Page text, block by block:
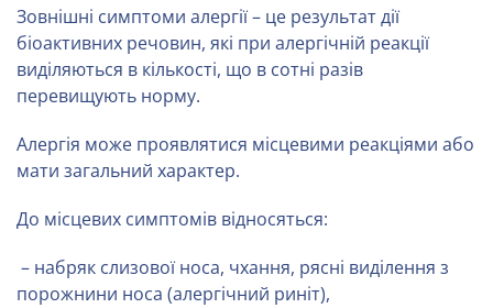
Зовнішні симптоми алергії – це результат дії
біоактивних речовин, які при алергічній реакції
виділяються в кількості, що в сотні разів
перевищують норму.
Алергія може проявлятися місцевими реакціями або
мати загальний характер.
До місцевих симптомів відносяться:
– набряк слизової носа, чхання, рясні виділення з
порожнини носа (алергічний риніт),